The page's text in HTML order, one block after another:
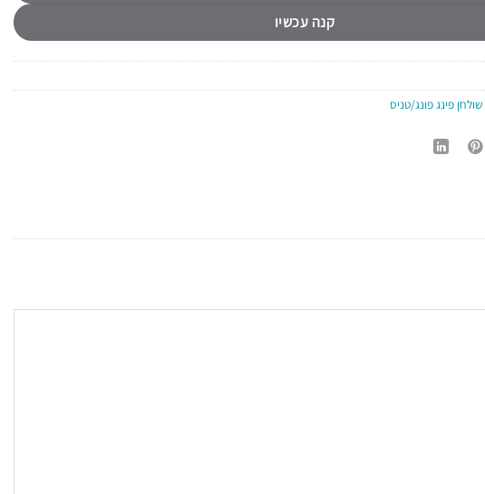
קנה עכשיו
שולחן פינג פונג/טניס